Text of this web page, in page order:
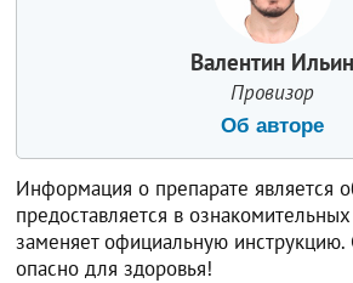
Валентин Ильин
Провизор
Об авторе
Информация о препарате является
предоставляется в
заменяет официальную
опасно для здоровья!